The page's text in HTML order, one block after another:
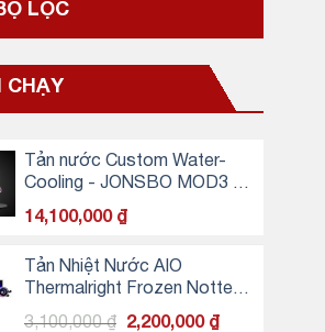
LỌC
CHẠY
Tản nước Custom Water-
Cooling - JONSBO MOD3 -
WHITE (Option 2)
14,100,000 ₫
Tản Nhiệt Nước AIO
Thermalright Frozen Notte
360 Black ARGB
3,100,000₫
Giá
2,200,000 ₫